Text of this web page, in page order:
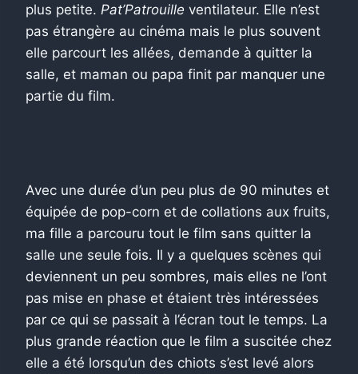
plus petite. Pat’Patrouille ventilateur. Elle n’est
pas étrangère au cinéma mais le plus souvent
elle parcourt les allées, demande à quitter la
salle, et maman ou papa finit par manquer une
partie du film.
Avec une durée d’un peu plus de 90 minutes et
équipée de pop-corn et de collations aux fruits,
ma fille a parcouru tout le film sans quitter la
salle une seule fois. Il y a quelques scènes qui
deviennent un peu sombres, mais elles ne l’ont
pas mise en phase et étaient très intéressées
par ce qui se passait à l’écran tout le temps. La
plus grande réaction que le film a suscitée chez
elle a été lorsqu’un des chiots s’est levé alors